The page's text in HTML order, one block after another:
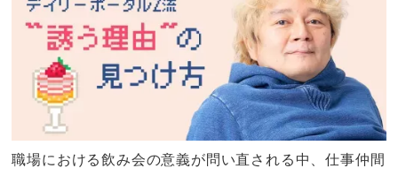
職場における飲み会の意義が問い直される中、仕事仲間